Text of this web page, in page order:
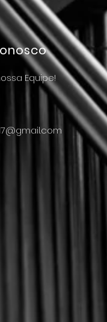
Equipe!